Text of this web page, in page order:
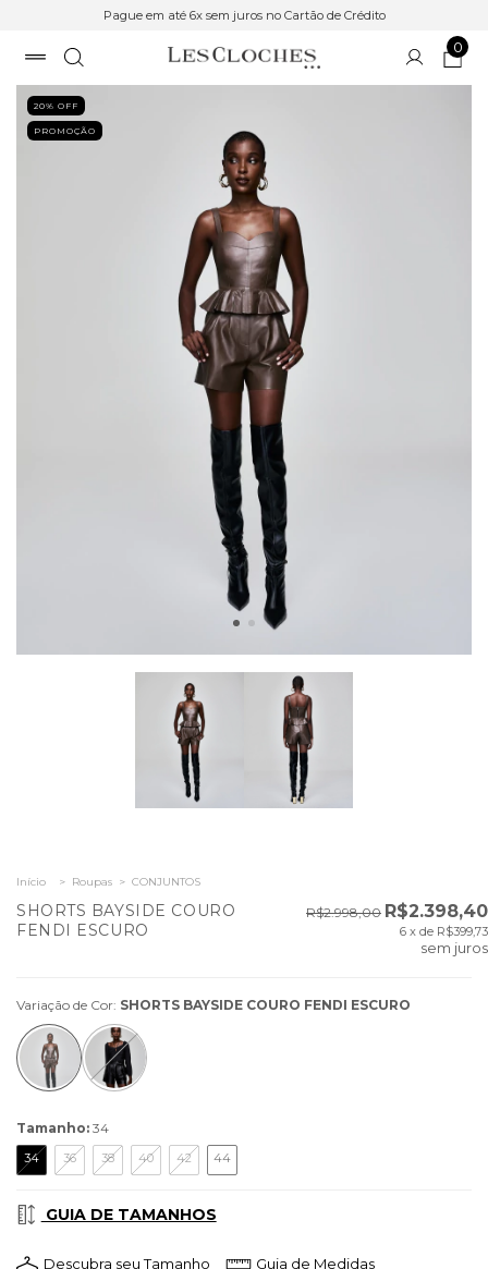
Pague em até 6x sem juros no Cartão de Crédito
0
20% OFF
PROMOÇÃO
Início > Roupas > CONJUNTOS
SHORTS BAYSIDE COURO
FENDI ESCURO
R$2.998,00 R$2.398,40
6 x de R$399,73
sem juros
Variação de Cor: SHORTS BAYSIDE COURO FENDI ESCURO
Tamanho: 34
34 36 38 40 42 44
GUIA DE TAMANHOS
Descubra seu Tamanho Guia de Medidas